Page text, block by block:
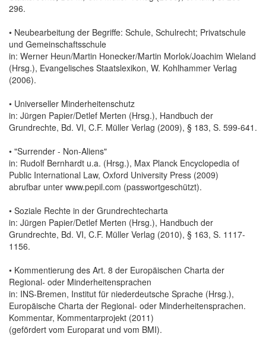
296.
• Neubearbeitung der Begriffe: Schule, Schulrecht; Privatschule
und Gemeinschaftsschule
in: Werner Heun/Martin Honecker/Martin Morlok/Joachim Wieland
(Hrsg.), Evangelisches Staatslexikon, W. Kohlhammer Verlag
(2006).
• Universeller Minderheitenschutz
in: Jürgen Papier/Detlef Merten (Hrsg.), Handbuch der
Grundrechte, Bd. VI, C.F. Müller Verlag (2009), § 183, S. 599-641.
• "Surrender - Non-Aliens"
in: Rudolf Bernhardt u.a. (Hrsg.), Max Planck Encyclopedia of
Public International Law, Oxford University Press (2009)
abrufbar unter www.pepil.com (passwortgeschützt).
• Soziale Rechte in der Grundrechtecharta
in: Jürgen Papier/Detlef Merten (Hrsg.), Handbuch der
Grundrechte, Bd. VI, C.F. Müller Verlag (2010), § 163, S. 1117-
1156.
• Kommentierung des Art. 8 der Europäischen Charta der
Regional- oder Minderheitensprachen
in: INS-Bremen, Institut für niederdeutsche Sprache (Hrsg.),
Europäische Charta der Regional- oder Minderheitensprachen.
Kommentar, Kommentarprojekt (2011)
(gefördert vom Europarat und vom BMI).